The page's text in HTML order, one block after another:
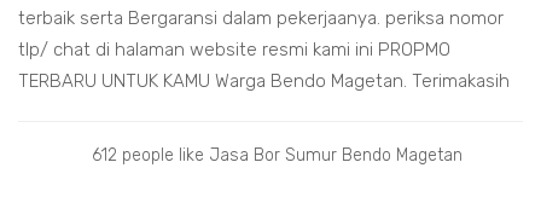
terbaik serta Bergaransi dalam pekerjaanya. periksa nomor
tlp/ chat di halaman website resmi kami ini PROPMO
TERBARU UNTUK KAMU Warga Bendo Magetan. Terimakasih
612 people like Jasa Bor Sumur Bendo Magetan